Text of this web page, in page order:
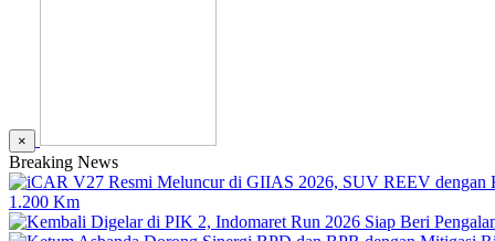
×
Breaking News
1.200 Km